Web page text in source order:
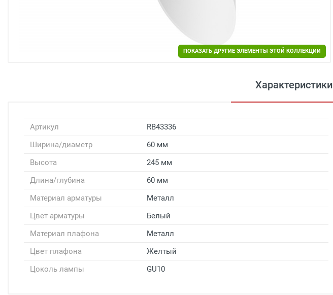
ПОКАЗАТЬ ДРУГИЕ ЭЛЕМЕНТЫ ЭТОЙ КОЛЛЕКЦИИ
Характеристики
Артикул
RB43336
Ширина/диаметр
60 мм
Высота
245 мм
Длина/глубина
60 мм
Материал арматуры
Металл
Цвет арматуры
Белый
Материал плафона
Металл
Цвет плафона
Желтый
Цоколь лампы
GU10